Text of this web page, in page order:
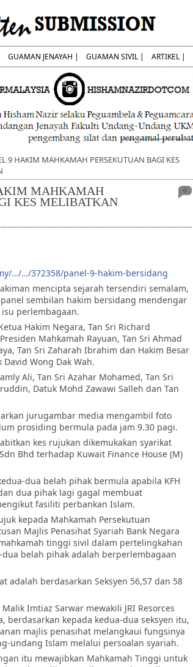
GUAMAN JENAYAH | GUAMAN SIVIL | ARTIKEL |
9 HAKIM MAHKAMAH PERSEKUTUAN BAGI KES
0
MAHKAMAH
KES MELIBATKAN
…/…/372358/panel-9-hakim-bersidang
mencipta sejarah tersendiri semalam,
sembilan hakim bersidang mendengar
perlembagaan.
Hakim Negara, Tan Sri Richard
Mahkamah Rayuan, Tan Sri Ahmad
Tan Sri Zaharah Ibrahim dan Hakim Besar
Wong Dak Wah.
Ali, Tan Sri Azahar Mohamed, Tan Sri
Datuk Mohd Zawawi Salleh dan Tan
jurugambar media mengambil foto
prosiding bermula pada jam 9.30 pagi.
kes rujukan dikemukakan syarikat
Bhd terhadap Kuwait Finance House (M)
dua belah pihak bermula apabila KFH
dua pihak lagi gagal membuat
fasiliti perbankan Islam.
kepada Mahkamah Persekutuan
Majlis Penasihat Syariah Bank Negara
tinggi sivil dalam pertelingkahan
belah pihak adalah berperlembagaan
adalah berdasarkan Seksyen 56,57 dan 58
Imtiaz Sarwar mewakili JRI Resorces
berdasarkan kepada kedua-dua seksyen itu,
majlis penasihat melangkaui fungsinya
undang Islam melalui persoalan syariah.
itu mewajibkan Mahkamah Tinggi untuk